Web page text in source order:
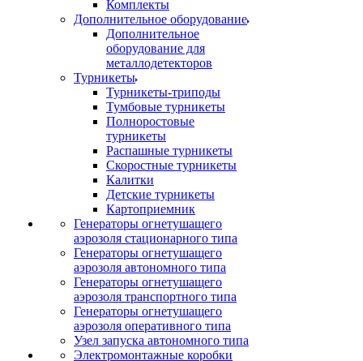
Комплекты
Дополнительное оборудование
Дополнительное
оборудование для
металлодетекторов
Турникеты
Турникеты-триподы
Тумбовые турникеты
Полноростовые
турникеты
Распашные турникеты
Скоростные турникеты
Калитки
Детские турникеты
Картоприемник
Генераторы огнетушащего
аэрозоля стационарного типа
Генераторы огнетушащего
аэрозоля автономного типа
Генераторы огнетушащего
аэрозоля транспортного типа
Генераторы огнетушащего
аэрозоля оперативного типа
Узел запуска автономного типа
Электромонтажные коробки